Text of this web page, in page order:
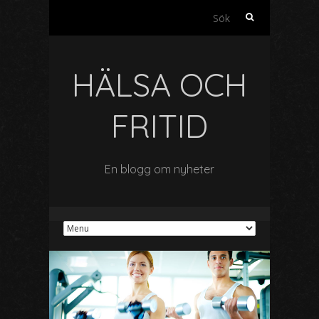
Sök
HÄLSA OCH
FRITID
En blogg om nyheter